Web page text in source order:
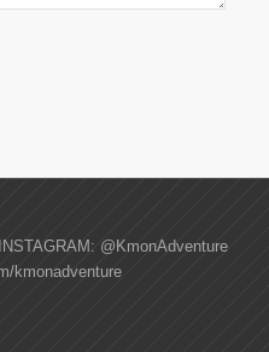
@KmonAdventure
kmonadventure